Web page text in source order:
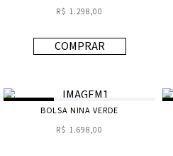
R$ 1.298,00
COMPRAR
BOLSA NINA VERDE
R$ 1.698,00